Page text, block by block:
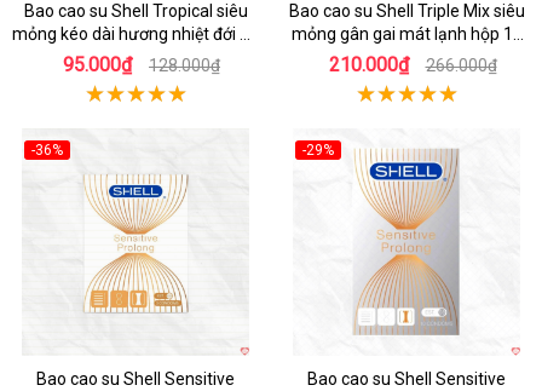
Bao cao su Shell Tropical siêu
mỏng kéo dài hương nhiệt đới an
toàn
95.000₫ 128.000₫
Bao cao su Shell Triple Mix siêu
mỏng gân gai mát lạnh hộp 12
cái
210.000₫ 266.000₫
-36%
Bao cao su Shell Sensitive
-29%
Bao cao su Shell Sensitive